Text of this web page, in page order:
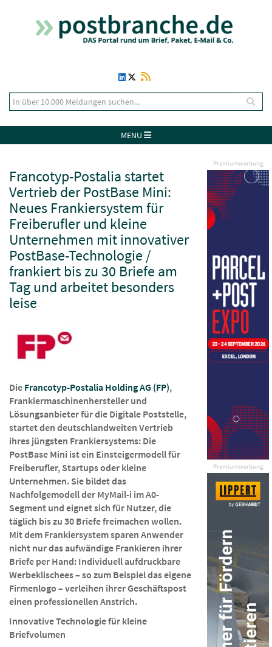
MENU
Premiumwerbung
Premiumwerbung
Francotyp-Postalia startet
Vertrieb der PostBase Mini:
Neues Frankiersystem für
Freiberufler und kleine
Unternehmen mit innovativer
PostBase-Technologie /
frankiert bis zu 30 Briefe am
Tag und arbeitet besonders
leise
Die Francotyp-Postalia Holding AG (FP),
Frankiermaschinenhersteller und
Lösungsanbieter für die Digitale Poststelle,
startet den deutschlandweiten Vertrieb
ihres jüngsten Frankiersystems: Die
PostBase Mini ist ein Einsteigermodell für
Freiberufler, Startups oder kleine
Unternehmen. Sie bildet das
Nachfolgemodell der MyMail-i im A0-
Segment und eignet sich für Nutzer, die
täglich bis zu 30 Briefe freimachen wollen.
Mit dem Frankiersystem sparen Anwender
nicht nur das aufwändige Frankieren ihrer
Briefe per Hand: Individuell aufdruckbare
Werbeklischees – so zum Beispiel das eigene
Firmenlogo – verleihen ihrer Geschäftspost
einen professionellen Anstrich.
Innovative Technologie für kleine
Briefvolumen